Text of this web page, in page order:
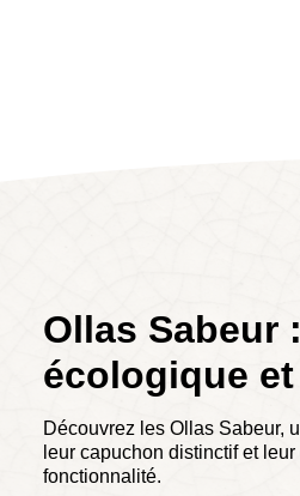
Ollas Sabeur
écologique
Découvrez les Ollas Sabeur,
leur capuchon distinctif et
fonctionnalité.